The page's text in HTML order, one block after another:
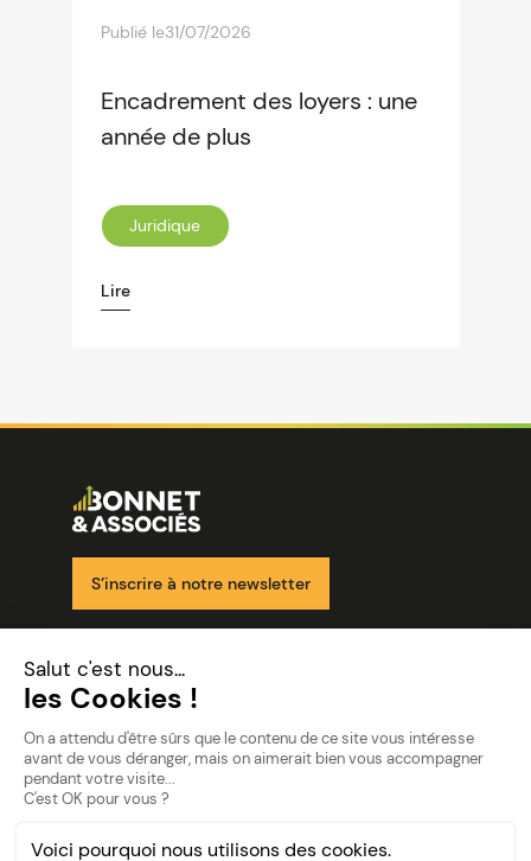
Publié le31/07/2026
Encadrement des loyers : une
année de plus
Juridique
Lire
Image
S’inscrire à notre newsletter
Nos solutions
Nos cabinets
Mon espace client
Politique de confidentialité